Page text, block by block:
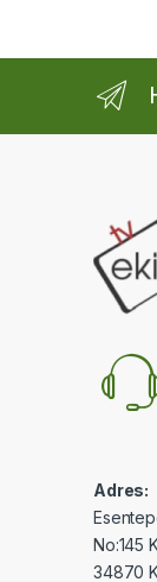
Adres:
No:145
34870